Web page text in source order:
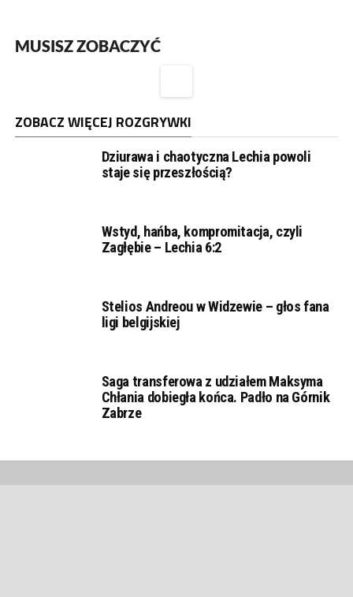
MUSISZ ZOBACZYĆ
ZOBACZ WIĘCEJ ROZGRYWKI
Dziurawa i chaotyczna Lechia powoli
staje się przeszłością?
Wstyd, hańba, kompromitacja, czyli
Zagłębie – Lechia 6:2
Stelios Andreou w Widzewie – głos fana
ligi belgijskiej
Saga transferowa z udziałem Maksyma
Chłania dobiegła końca. Padło na Górnik
Zabrze